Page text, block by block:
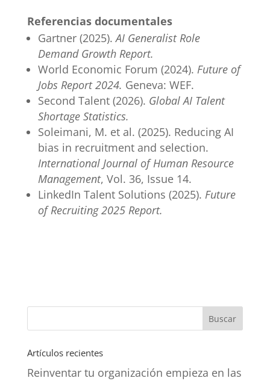
Referencias documentales
Gartner (2025).AI Generalist Role
Demand Growth Report.
World Economic Forum (2024). Future of
Jobs Report 2024. Geneva: WEF.
Second Talent (2026). Global AI Talent
Shortage Statistics.
Soleimani, M. et al. (2025). Reducing AI
bias in recruitment and selection.
International Journal of Human Resource
Management, Vol. 36, Issue 14.
LinkedIn Talent Solutions (2025). Future
of Recruiting 2025 Report.
Artículos recientes
Reinventar tu organización empieza en las